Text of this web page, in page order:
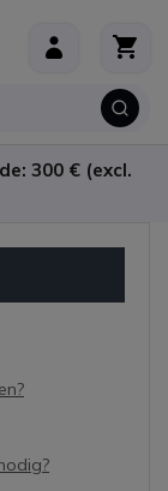
300 € (excl.